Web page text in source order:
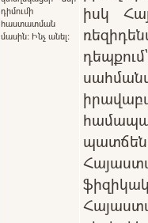
դիմումի
հաստատման
մասին: Ինչ անել:
իսկ